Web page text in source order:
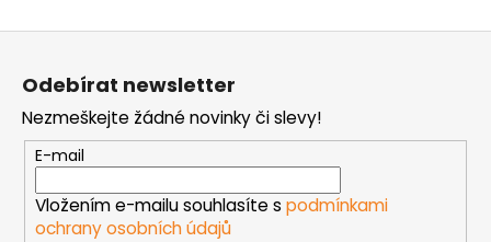
Z
Odebírat newsletter
Nezmeškejte žádné novinky či slevy!
E-mail
Vložením e-mailu souhlasíte s podmínkami
ochrany osobních údajů